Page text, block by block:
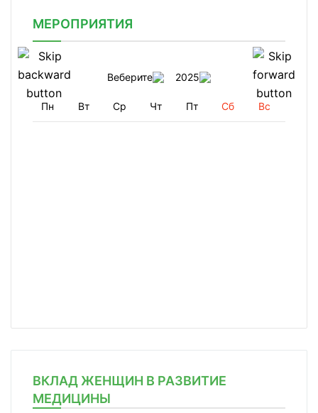
МЕРОПРИЯТИЯ
Веберите 2025
Пн Вт Ср Чт Пт Сб Вс
ВКЛАД ЖЕНЩИН В РАЗВИТИЕ
МЕДИЦИНЫ